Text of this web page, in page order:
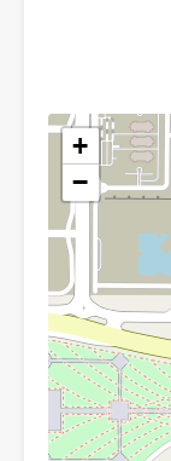
+
−